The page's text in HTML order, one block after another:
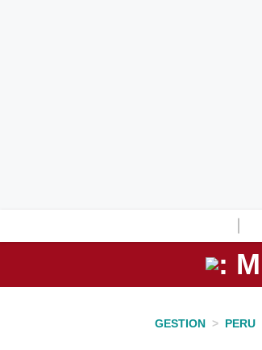
Perú
GESTION > PERU